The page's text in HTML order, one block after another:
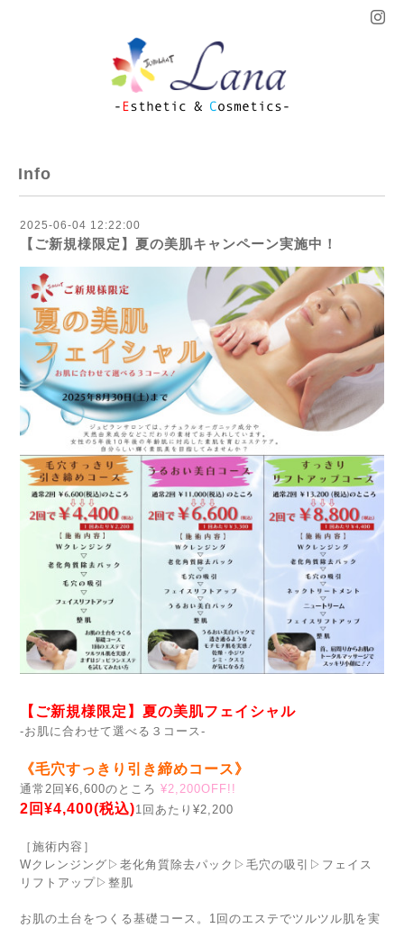
Info
2025-06-04 12:22:00
【ご新規様限定】夏の美肌キャンペーン実施中！
【ご新規様限定】夏の美肌フェイシャル
-お肌に合わせて選べる３コース-
《毛穴すっきり引き締めコース》
通常2回¥6,600のところ ¥2,200OFF!!
2回¥4,400(税込)1回あたり¥2,200
［施術内容］
Wクレンジング▷老化角質除去パック▷毛穴の吸引▷フェイス
リフトアップ▷整肌
お肌の土台をつくる基礎コース。1回のエステでツルツル肌を実